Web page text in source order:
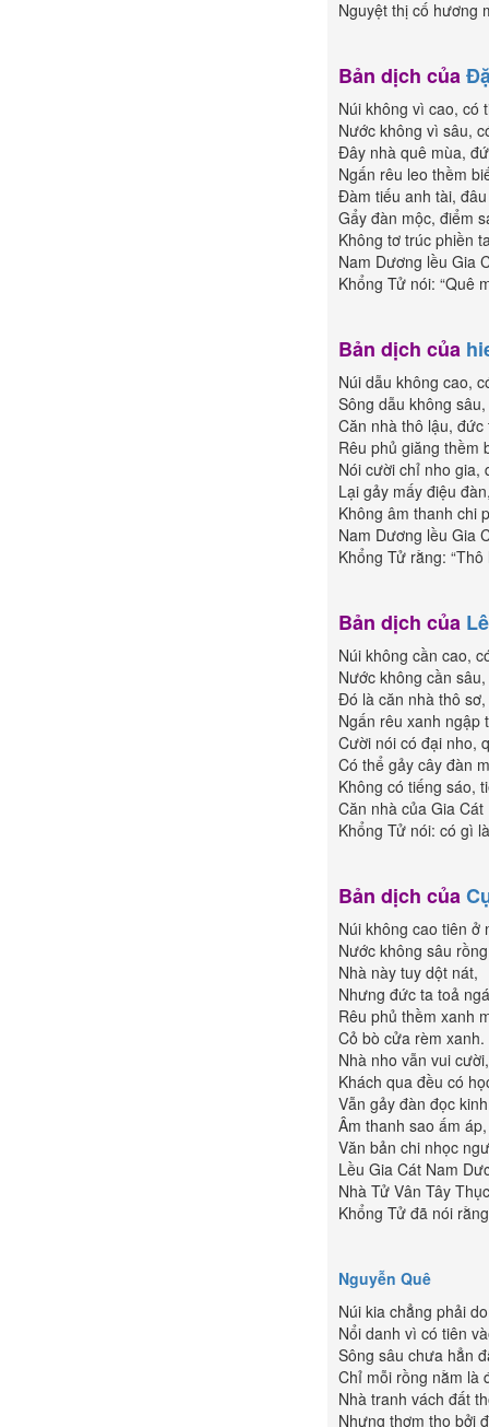
Nguyệt thị cố hương
Bản dịch của
Núi không vì cao, có
Nước không vì sâu,
Ðây nhà quê mùa,
Ngấn rêu leo thềm
Đàm tiếu anh tài,
Gẩy đàn mộc, điểm
Không tơ trúc phiền
Nam Dương lều Gia
Khổng Tử nói: “Quê
Bản dịch của
Núi dẫu không cao,
Sông dẫu không
Căn nhà thô lậu, đức
Rêu phủ giăng thềm
Nói cười chỉ nho gia,
Lại gảy mấy điệu
Không âm thanh chi
Nam Dương lều Gia
Khổng Tử rằng: “Thô
Bản dịch của
Núi không cần cao,
Nước không cần
Đó là căn nhà thô
Ngấn rêu xanh ngập
Cười nói có đại nho,
Có thể gảy cây đàn
Không có tiếng sáo,
Căn nhà của Gia
Khổng Tử nói: có gì
Bản dịch của
Núi không cao tiên ở
Nước không sâu
Nhà này tuy dột nát,
Nhưng đức ta toả
Rêu phủ thềm xanh
Cỏ bò cửa rèm xanh.
Nhà nho vẫn vui cười,
Khách qua đều có
Vẫn gảy đàn đọc
Âm thanh sao ấm áp,
Văn bản chi nhọc
Lều Gia Cát Nam
Nhà Tử Vân Tây
Khổng Tử đã nói
Nguyễn Quê
Núi kia chẳng phải
Nổi danh vì có tiên
Sông sâu chưa hẳn
Chỉ mỗi rồng nằm là
Nhà tranh vách đất
Nhưng thơm tho bởi